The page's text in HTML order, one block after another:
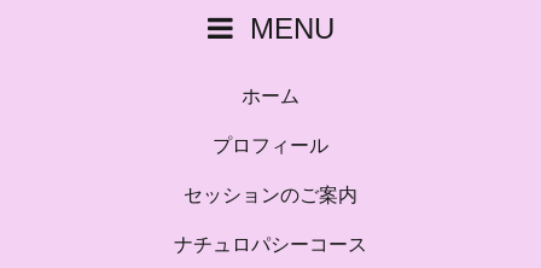
MENU
ホーム
プロフィール
セッションのご案内
ナチュロパシーコース